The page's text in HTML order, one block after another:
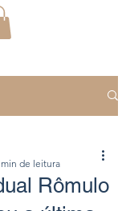
Rômulo
min de leitura